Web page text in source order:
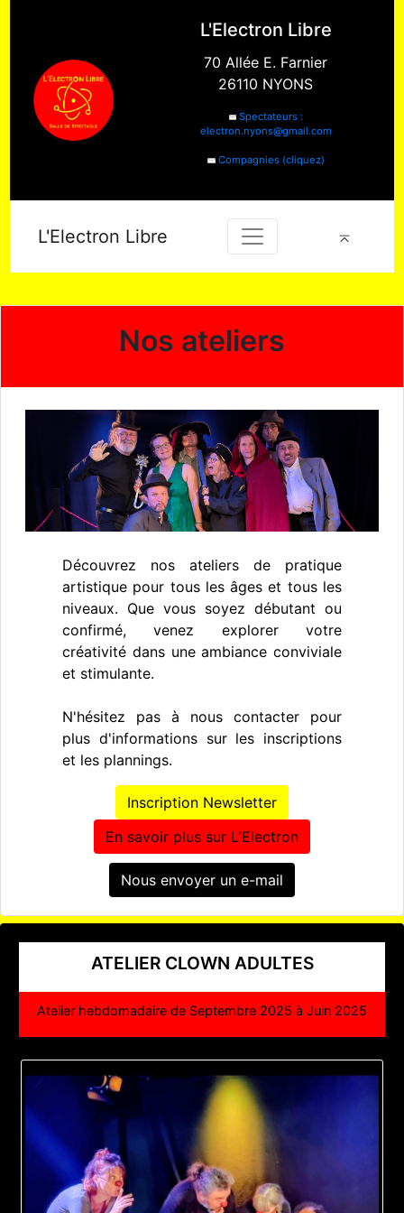
L'Electron Libre
70 Allée E. Farnier
26110 NYONS
Spectateurs :
electron.nyons@gmail.com
Compagnies (cliquez)
L'Electron Libre
Nos ateliers
Découvrez nos ateliers de pratique
artistique pour tous les âges et tous les
niveaux. Que vous soyez débutant ou
confirmé, venez explorer votre
créativité dans une ambiance conviviale
et stimulante.
N'hésitez pas à nous contacter pour
plus d'informations sur les inscriptions
et les plannings.
Inscription Newsletter
En savoir plus sur L'Electron
Nous envoyer un e-mail
ATELIER CLOWN ADULTES
Atelier hebdomadaire de Septembre 2025 à Juin 2025